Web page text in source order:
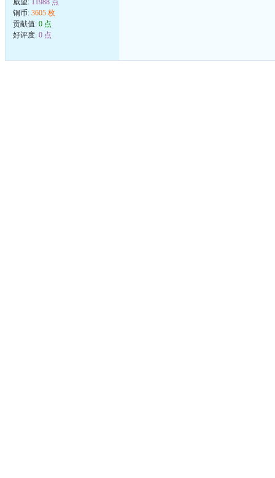
铜币: 3605 枚
贡献值: 0 点
好评度: 0 点